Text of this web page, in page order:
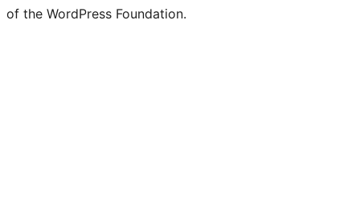
of the WordPress Foundation.